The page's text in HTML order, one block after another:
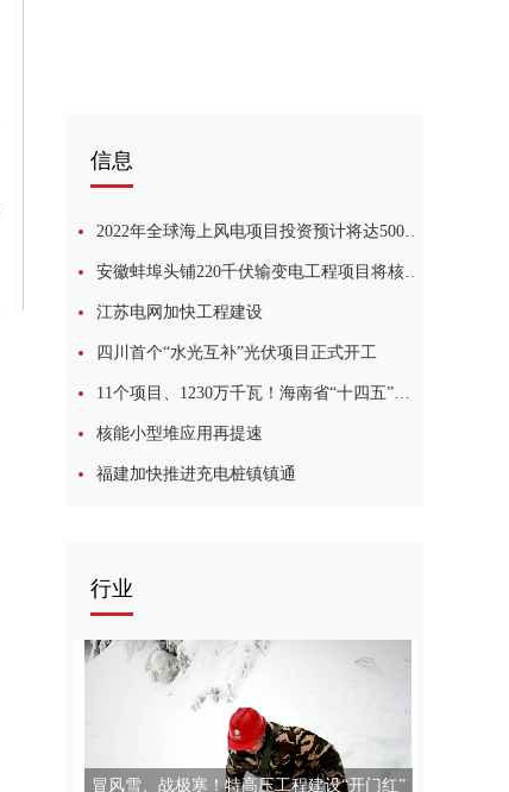
信息
2022年全球海上风电项目投资预计将达500亿美元
安徽蚌埠头铺220千伏输变电工程项目将核准获批
江苏电网加快工程建设
四川首个“水光互补”光伏项目正式开工
11个项目、1230万千瓦！海南省“十四五”海上风电规划项目表公布
核能小型堆应用再提速
福建加快推进充电桩镇镇通
行业
冒风雪、战极寒！特高压工程建设“开门红”